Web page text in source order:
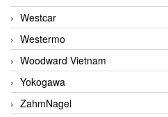
Westcar
Westermo
Woodward Vietnam
Yokogawa
ZahmNagel